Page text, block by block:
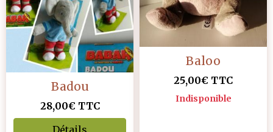
Badou
28,00€ TTC
Baloo
25,00€ TTC
Indisponible